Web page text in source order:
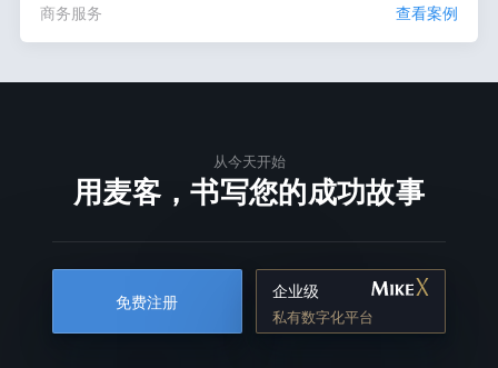
商务服务 查看案例
从今天开始
用麦客，书写您的成功故事
免费注册
企业级
私有数字化平台